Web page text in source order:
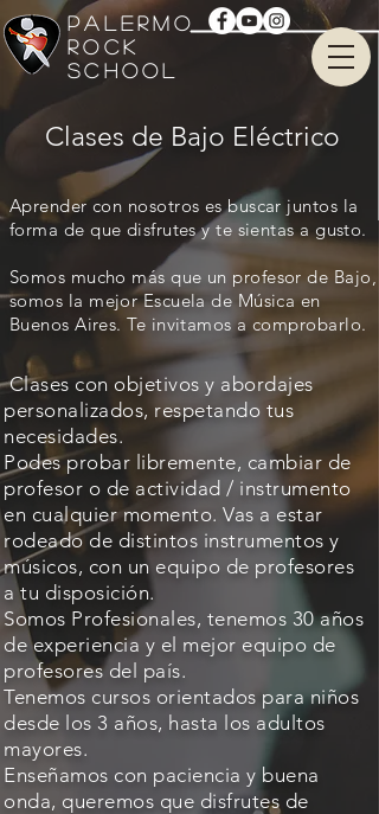
PALERMO
ROCK
SCHOOL
Clases de Bajo Eléctrico
Aprender con nosotros es buscar juntos la
forma de que disfrutes y te sientas a gusto.
Somos mucho más que un profesor de Bajo,
somos la mejor Escuela de Música en
Buenos Aires. Te invitamos a comprobarlo.
Clases con objetivos y abordajes
personalizados, respetando tus
necesidades.
Podes probar libremente, cambiar de
profesor o de actividad / instrumento
en cualquier momento. Vas a estar
rodeado de distintos instrumentos y
músicos, con un equipo de profesores
a tu disposición.
Somos Profesionales, tenemos 30 años
de experiencia y el mejor equipo de
profesores del país.
Tenemos cursos orientados para niños
desde los 3 años, hasta los adultos
mayores.
Enseñamos con paciencia y buena
onda, queremos que disfrutes de